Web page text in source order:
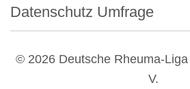
© 2026 Deutsche Rheuma-
V.
Datenschutz Umfrage